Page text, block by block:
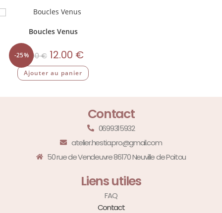
-25%
Boucles Venus
16.00€ 12.00 €
Ajouter au panier
Contact
0699315932
atelier.hestia.pro@gmail.com
50 rue de Vendeuvre 86170 Neuville de Poitou
Liens utiles
FAQ
Contact